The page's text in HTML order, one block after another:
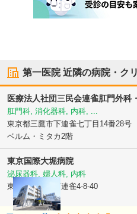
第一医院近隣の病院・ク
医療法人社団三民会連雀肛門外科
肛門科, 消化器科, 内科, ...
東京都三鷹市下連雀七丁目14番28号
ベルム・ミタカ2階
東京国際大堀病院
泌尿器科, 婦人科, 内科
東京都三鷹市
下連雀4-8-40